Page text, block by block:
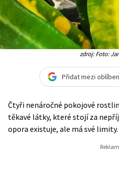
zdroj: Foto:
Přidat mezi
Čtyři nenáročné pokojové
těkavé látky, které stojí za
opora existuje, ale má své limity.